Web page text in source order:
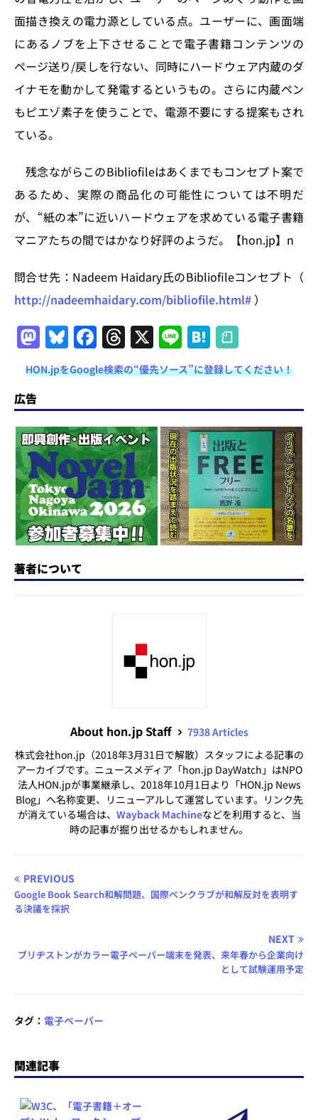
面描き換えの電力源としている点。ユーザーに、画面端
にあるノブを上下させることで電子書籍コンテンツの
ページ送り/戻しを行ない、同時にハードウェア内蔵のダ
イナモを動かして発電するというもの。さらに内蔵ペン
もピエゾ素子を使うことで、電源不要にする提案もされ
ている。
残念ながらこのBibliofileはあくまでもコンセプト案で
あるため、実際の商品化の可能性については不明だ
が、“紙の本”に近いハードウェアを求めている電子書籍
マニアたちの間ではかなり好評のようだ。【hon.jp】n
問合せ先：Nadeem Haidary氏のBibliofileコンセプト（
http://nadeemhaidary.com/bibliofile.html# ）
M
a
st
o
d
o
n
Bl
u
e
s
k
y
F
a
c
e
b
o
o
k
T
h
re
a
d
s
X Li
n
e
H
at
e
n
a
HON.jpをGoogle検索の“優先ソース”に登録してください！
広告
著者について
About hon.jp Staff
7938 Articles
株式会社hon.jp（2018年3月31日で解散）スタッフによる記事の
アーカイブです。ニュースメディア「hon.jp DayWatch」はNPO
法人HON.jpが事業継承し、2018年10月1日より「HON.jp News
Blog」へ名称変更、リニューアルして運営しています。リンク先
が消えている場合は、 Wayback Machineなどを利用すると、当
時の記事が掘り出せるかもしれません。
PREVIOUS
Google Book Search和解問題、国際ペンクラブが和解反対を表明す
る決議を採択
NEXT
ブリヂストンがカラー電子ペーパー端末を発表、来年春から企業向け
として試験運用予定
タグ： 電子ペーパー
関連記事